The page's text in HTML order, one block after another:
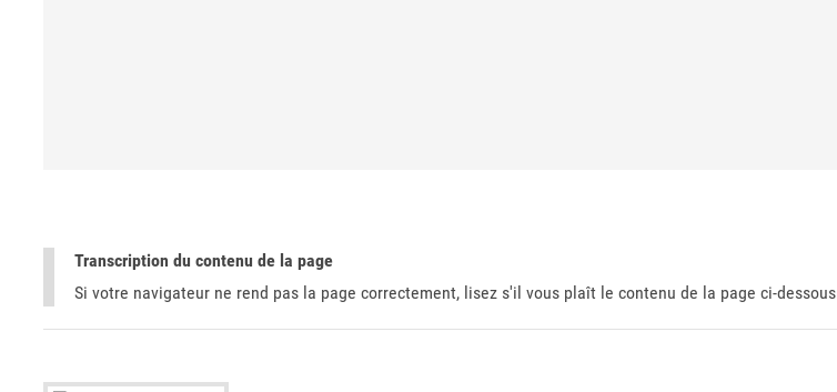
Transcription du contenu de la page
Si votre navigateur ne rend pas la page correctement, lisez s'il vous plaît le contenu de la page ci-dessous